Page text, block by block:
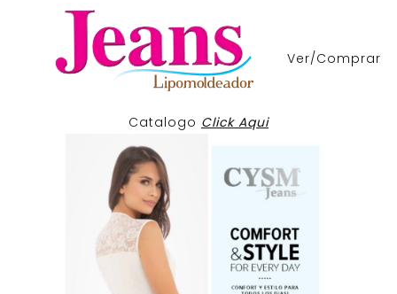
Ver/Comprar
Catalogo Click Aqui